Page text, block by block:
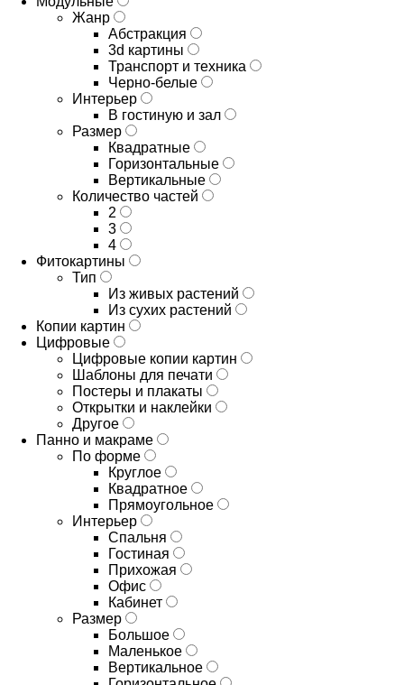
Жанр
Абстракция
3d картины
Транспорт и техника
Черно-белые
Интерьер
В гостиную и зал
Размер
Квадратные
Горизонтальные
Вертикальные
Количество частей
2
3
4
Фитокартины
Тип
Из живых растений
Из сухих растений
Копии картин
Цифровые
Цифровые копии картин
Шаблоны для печати
Постеры и плакаты
Открытки и наклейки
Другое
Панно и макраме
По форме
Круглое
Квадратное
Прямоугольное
Интерьер
Спальня
Гостиная
Прихожая
Офис
Кабинет
Размер
Большое
Маленькое
Вертикальное